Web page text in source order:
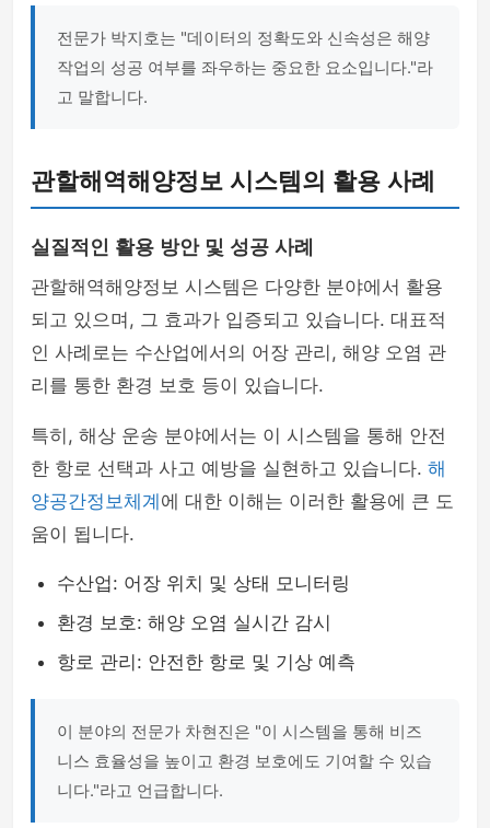
전문가 박지호는 "데이터의 정확도와 신속성은 해양
작업의 성공 여부를 좌우하는 중요한 요소입니다."라
고 말합니다.
관할해역해양정보 시스템의 활용 사례
실질적인 활용 방안 및 성공 사례
관할해역해양정보 시스템은 다양한 분야에서 활용
되고 있으며, 그 효과가 입증되고 있습니다. 대표적
인 사례로는 수산업에서의 어장 관리, 해양 오염 관
리를 통한 환경 보호 등이 있습니다.
특히, 해상 운송 분야에서는 이 시스템을 통해 안전
한 항로 선택과 사고 예방을 실현하고 있습니다. 해
양공간정보체계 에 대한 이해는 이러한 활용에 큰 도
움이 됩니다.
수산업: 어장 위치 및 상태 모니터링
환경 보호: 해양 오염 실시간 감시
항로 관리: 안전한 항로 및 기상 예측
이 분야의 전문가 차현진은 "이 시스템을 통해 비즈
니스 효율성을 높이고 환경 보호에도 기여할 수 있습
니다."라고 언급합니다.